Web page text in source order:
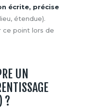
écrite, précise
étendue).
ce point lors de
UN
?